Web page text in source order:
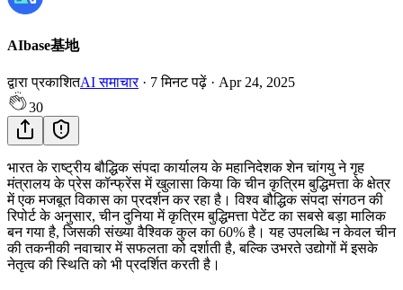
AIbase基地
द्वारा प्रकाशितAI समाचार· 7 मिनट पढ़ें · Apr 24, 2025
30
भारत के राष्ट्रीय बौद्धिक संपदा कार्यालय के महानिदेशक शेन चांगयु ने गृह
मंत्रालय के प्रेस कॉन्फ्रेंस में खुलासा किया कि चीन कृत्रिम बुद्धिमत्ता के क्षेत्र
में एक मजबूत विकास का प्रदर्शन कर रहा है। विश्व बौद्धिक संपदा संगठन की
रिपोर्ट के अनुसार, चीन दुनिया में कृत्रिम बुद्धिमत्ता पेटेंट का सबसे बड़ा मालिक
बन गया है, जिसकी संख्या वैश्विक कुल का 60% है। यह उपलब्धि न केवल चीन
की तकनीकी नवाचार में सफलता को दर्शाती है, बल्कि उभरते उद्योगों में इसके
नेतृत्व की स्थिति को भी प्रदर्शित करती है।